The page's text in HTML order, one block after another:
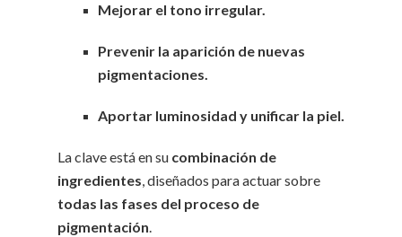
Mejorar el tono irregular.
Prevenir la aparición de nuevas
pigmentaciones.
Aportar luminosidad y unificar la piel.
La clave está en su combinación de
ingredientes, diseñados para actuar sobre
todas las fases del proceso de
pigmentación.